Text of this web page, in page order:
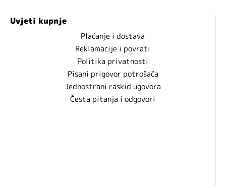
Uvjeti kupnje
Plaćanje i dostava
Reklamacije i povrati
Politika privatnosti
Pisani prigovor potrošača
Jednostrani raskid ugovora
Česta pitanja i odgovori